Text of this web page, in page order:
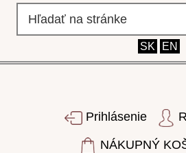
SK EN
Prihlásenie
NÁKUPNÝ